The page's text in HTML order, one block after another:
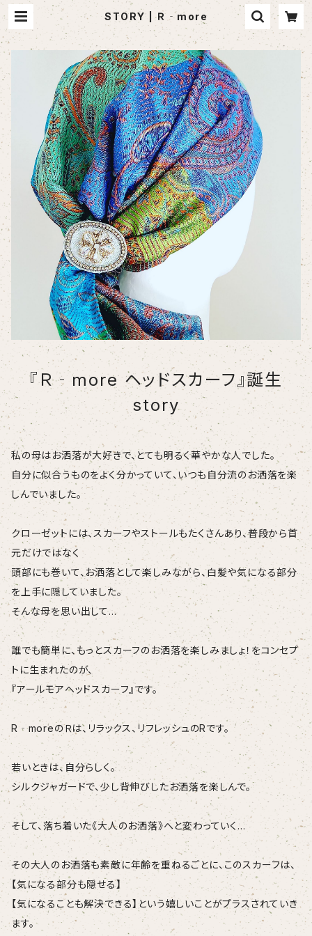
STORY | Ｒ‐more
『Ｒ‐more ヘッドスカーフ』誕生
story
私の母はお洒落が大好きで、とても明るく華やかな人でした。
自分に似合うものをよく分かっていて、いつも自分流のお洒落を楽
しんでいました。
クローゼットには、スカーフやストールもたくさんあり、普段から首
元だけではなく
頭部にも巻いて、お洒落として楽しみながら、白髪や気になる部分
を上手に隠していました。
そんな母を思い出して…
誰でも簡単に、もっとスカーフのお洒落を楽しみましょ！をコンセプ
トに生まれたのが、
『アールモアヘッドスカーフ』です。
R‐moreのＲは、リラックス、リフレッシュのRです。
若いときは、自分らしく。
シルクジャガードで、少し背伸びしたお洒落を楽しんで。
そして、落ち着いた《大人のお洒落》へと変わっていく…
その大人のお洒落も素敵に年齢を重ねるごとに、このスカーフは、
【気になる部分も隠せる】
【気になることも解決できる】という嬉しいことがプラスされていき
ます。